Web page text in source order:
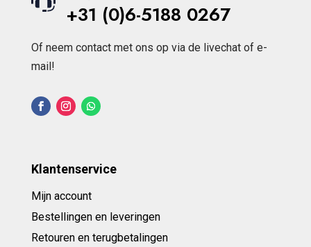
+31 (0)6-5188 0267
Of neem contact met ons op via de livechat of e-
mail!
Klantenservice
Mijn account
Bestellingen en leveringen
Retouren en terugbetalingen